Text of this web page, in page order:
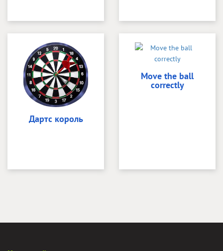
Дартс король
Move the ball
correctly